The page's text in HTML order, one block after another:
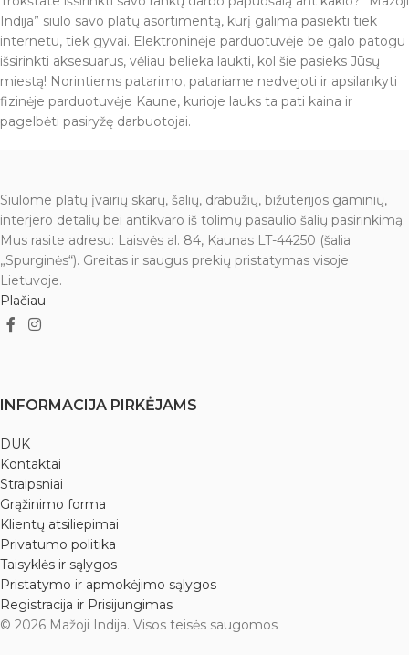
Indija” siūlo savo platų asortimentą, kurį galima pasiekti tiek
internetu, tiek gyvai. Elektroninėje parduotuvėje be galo patogu
išsirinkti aksesuarus, vėliau belieka laukti, kol šie pasieks Jūsų
miestą! Norintiems patarimo, patariame nedvejoti ir apsilankyti
fizinėje parduotuvėje Kaune, kurioje lauks ta pati kaina ir
pagelbėti pasiryžę darbuotojai.
Siūlome platų įvairių skarų, šalių, drabužių, bižuterijos gaminių,
interjero detalių bei antikvaro iš tolimų pasaulio šalių pasirinkimą.
Mus rasite adresu: Laisvės al. 84, Kaunas LT-44250 (šalia
„Spurginės“). Greitas ir saugus prekių pristatymas visoje
Lietuvoje.
Plačiau
INFORMACIJA PIRKĖJAMS
DUK
Kontaktai
Straipsniai
Grąžinimo forma
Klientų atsiliepimai
Privatumo politika
Taisyklės ir sąlygos
Pristatymo ir apmokėjimo sąlygos
Registracija ir Prisijungimas
© 2026 Mažoji Indija. Visos teisės saugomos